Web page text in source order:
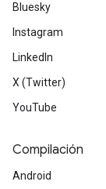
Bluesky
Instagram
LinkedIn
X (Twitter)
YouTube
Compilación
Android